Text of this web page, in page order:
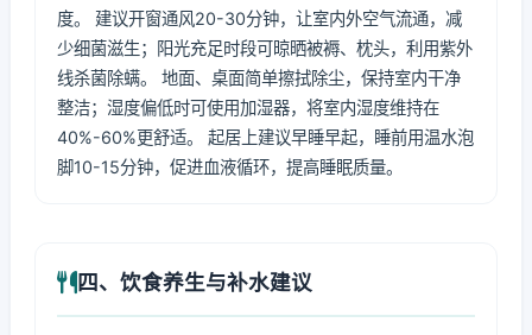
度。 建议开窗通风20-30分钟，让室内外空气流通，减
少细菌滋生；阳光充足时段可晾晒被褥、枕头，利用紫外
线杀菌除螨。 地面、桌面简单擦拭除尘，保持室内干净
整洁；湿度偏低时可使用加湿器，将室内湿度维持在
40%-60%更舒适。 起居上建议早睡早起，睡前用温水泡
脚10-15分钟，促进血液循环，提高睡眠质量。
四、饮食养生与补水建议